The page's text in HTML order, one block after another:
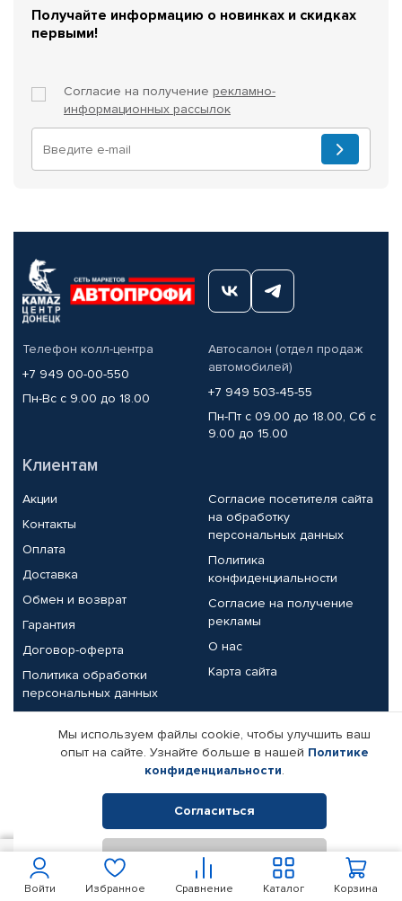
Войти Избранное Сравнение Корзина
Каталог
Получайте информацию о новинках и скидках
первыми!
Согласие на получение рекламно-
информационных рассылок
Телефон колл-центра
+7 949 00-00-550
Пн-Вс с 9.00 до 18.00
Автосалон (отдел продаж
автомобилей)
+7 949 503-45-55
Пн-Пт с 09.00 до 18.00, Сб с
9.00 до 15.00
Клиентам
Акции
Контакты
Оплата
Доставка
Обмен и возврат
Гарантия
Договор-оферта
Политика обработки
персональных данных
Согласие посетителя сайта
на обработку
персональных данных
Политика
конфиденциальности
Согласие на получение
рекламы
О нас
Карта сайта
Партнерам
Корпоративным клиентам
Поставщикам
Реквизиты компании
© КАМАЗ ЦЕНТР ДОНЕЦК, 2015-2026. Все права защищены.
Интернет-магазин автомобильных товаров Автопрофи.
Мы используем файлы cookie, чтобы улучшить ваш
опыт на сайте. Узнайте больше в нашей Политике
конфиденциальности.
Согласиться
Отклонить
100 В корзину